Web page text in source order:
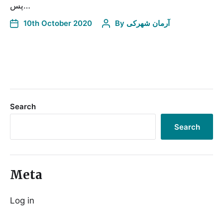
پس…
10th October 2020 By آرمان شهرکی
Search
Search
Meta
Log in